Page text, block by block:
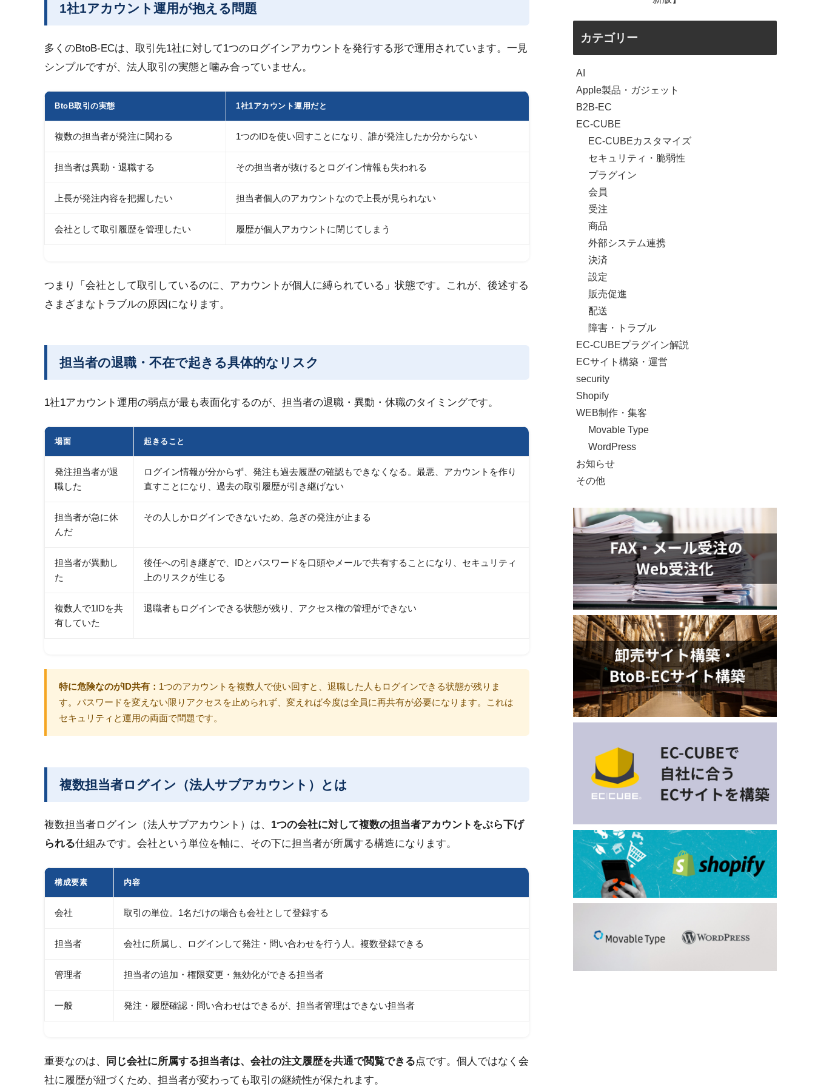
1社1アカウント運用が抱える問題
多くのBtoB-ECは、取引先1社に対して1つのログインアカウントを発行する形で運用されています。一見
シンプルですが、法人取引の実態と噛み合っていません。
BtoB取引の実態 1社1アカウント運用だと
複数の担当者が発注に関わる 1つのIDを使い回すことになり、誰が発注したか分からない
担当者は異動・退職する その担当者が抜けるとログイン情報も失われる
上長が発注内容を把握したい 担当者個人のアカウントなので上長が見られない
会社として取引履歴を管理したい 履歴が個人アカウントに閉じてしまう
つまり「会社として取引しているのに、アカウントが個人に縛られている」状態です。これが、後述する
さまざまなトラブルの原因になります。
担当者の退職・不在で起きる具体的なリスク
1社1アカウント運用の弱点が最も表面化するのが、担当者の退職・異動・休職のタイミングです。
場面 起きること
発注担当者が退
職した
ログイン情報が分からず、発注も過去履歴の確認もできなくなる。最悪、アカウントを作り
直すことになり、過去の取引履歴が引き継げない
担当者が急に休
んだ
その人しかログインできないため、急ぎの発注が止まる
担当者が異動し
た
後任への引き継ぎで、IDとパスワードを口頭やメールで共有することになり、セキュリティ
上のリスクが生じる
複数人で1IDを共
有していた
退職者もログインできる状態が残り、アクセス権の管理ができない
特に危険なのがID共有： 1つのアカウントを複数人で使い回すと、退職した人もログインできる状態が残りま
す。パスワードを変えない限りアクセスを止められず、変えれば今度は全員に再共有が必要になります。これは
セキュリティと運用の両面で問題です。
複数担当者ログイン（法人サブアカウント）とは
複数担当者ログイン（法人サブアカウント）は、 1つの会社に対して複数の担当者アカウントをぶら下げ
られる仕組みです。会社という単位を軸に、その下に担当者が所属する構造になります。
構成要素 内容
会社 取引の単位。1名だけの場合も会社として登録する
担当者 会社に所属し、ログインして発注・問い合わせを行う人。複数登録できる
管理者 担当者の追加・権限変更・無効化ができる担当者
一般 発注・履歴確認・問い合わせはできるが、担当者管理はできない担当者
重要なのは、 同じ会社に所属する担当者は、会社の注文履歴を共通で閲覧できる点です。個人ではなく会
社に履歴が紐づくため、担当者が変わっても取引の継続性が保たれます。
カテゴリー
AI
Apple製品・ガジェット
B2B-EC
EC-CUBE
EC-CUBEカスタマイズ
セキュリティ・脆弱性
プラグイン
会員
受注
商品
外部システム連携
決済
設定
販売促進
配送
障害・トラブル
EC-CUBEプラグイン解説
ECサイト構築・運営
security
Shopify
WEB制作・集客
Movable Type
WordPress
お知らせ
その他